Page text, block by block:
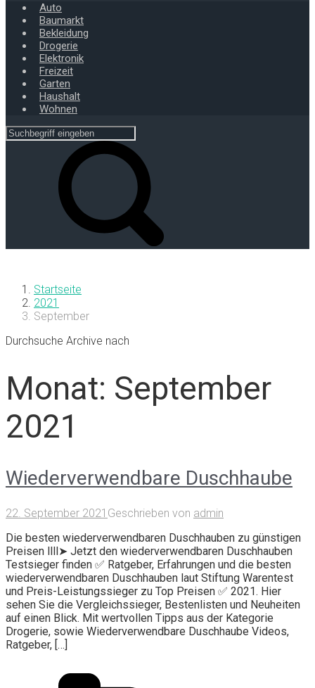
Auto
Baumarkt
Bekleidung
Drogerie
Elektronik
Freizeit
Garten
Haushalt
Wohnen
Startseite
2021
September
Durchsuche Archive nach
Monat: September
2021
Wiederverwendbare Duschhaube
22. September 2021 Geschrieben von admin
Die besten wiederverwendbaren Duschhauben zu günstigen
Preisen llll➤ Jetzt den wiederverwendbaren Duschhauben
Testsieger finden ✅ Ratgeber, Erfahrungen und die besten
wiederverwendbaren Duschhauben laut Stiftung Warentest
und Preis-Leistungssieger zu Top Preisen ✅ 2021. Hier
sehen Sie die Vergleichssieger, Bestenlisten und Neuheiten
auf einen Blick. Mit wertvollen Tipps aus der Kategorie
Drogerie, sowie Wiederverwendbare Duschhaube Videos,
Ratgeber, […]